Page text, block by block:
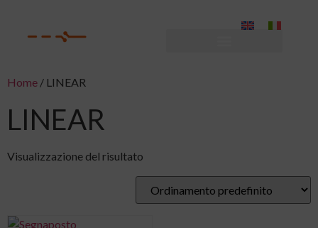
Home / LINEAR
LINEAR
Visualizzazione del risultato